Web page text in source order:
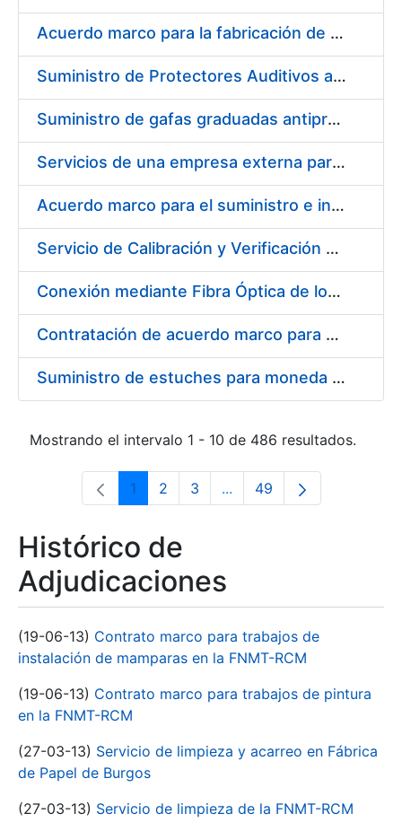
Acuerdo marco para la fabricación de piezas
Suministro de Protectores Auditivos a medida para las personas trabajadoras de los Centros de Trabajo de Madrid y Burgos
Suministro de gafas graduadas antiproyecciones para los trabajadores de la FNMT-RCM en los centros de trabajo de Madrid y Burgos
Servicios de una empresa externa para el asesoramiento y resolución de los recursos de alzada que se presentan relacionados con procesos de selección para la FNMT-RCM
Acuerdo marco para el suministro e instalación de persianas, estores y otros complementos
Servicio de Calibración y Verificación Externa de los Equipos de Medición del Servicio de Prevención de la FNMT-RCM
Conexión mediante Fibra Óptica de los Centros de Proceso de Datos (CPDs) de las sedes de la FNMT-RCM de Burgos y Madrid
Contratación de acuerdo marco para el Suministro de Material de Electricidad para la Fábrica Nacional de Moneda y Timbre-Real Casa de la Moneda en su centro de trabajo de Burgos
Suministro de estuches para moneda de 30 €
Mostrando el intervalo 1 - 10 de 486 resultados.
Página
1 Página
2 Página
3 ...Páginas intermedias Use
Página
49
Histórico de
Adjudicaciones
(19-06-13) Contrato marco para trabajos de
instalación de mamparas en la FNMT-RCM
(19-06-13) Contrato marco para trabajos de pintura
en la FNMT-RCM
(27-03-13) Servicio de limpieza y acarreo en Fábrica
de Papel de Burgos
(27-03-13) Servicio de limpieza de la FNMT-RCM